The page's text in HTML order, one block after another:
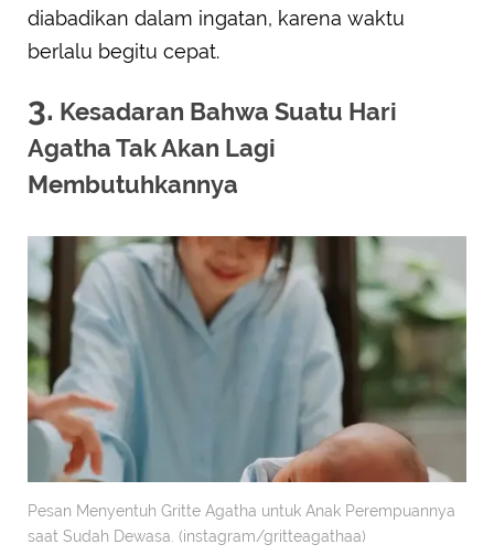
diabadikan dalam ingatan, karena waktu
berlalu begitu cepat.
3. Kesadaran Bahwa Suatu Hari
Agatha Tak Akan Lagi
Membutuhkannya
Pesan Menyentuh Gritte Agatha untuk Anak Perempuannya
saat Sudah Dewasa. (instagram/gritteagathaa)